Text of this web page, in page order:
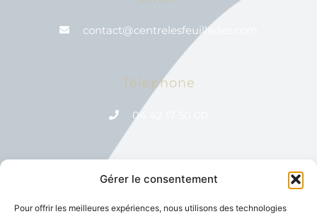
Gérer le consentement
Pour offrir les meilleures expériences, nous utilisons des technologies
contact@centrelesfeuillades.com
Téléphone
04 42 17 50 00